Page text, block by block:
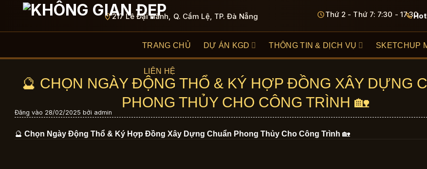
217 Lê Đại Hành, Q. Cẩm Lệ, TP. Đà Nẵng Thứ 2 - Thứ 7: 7:30 - 17:30
TRANG CHỦ DỰ ÁN KGD THÔNG TIN & DỊCH VỤ SKETCHUP
LIÊN HỆ
🔮 CHỌN NGÀY ĐỘNG THỔ & KÝ HỢP ĐỒNG XÂY DỰNG
PHONG THỦY CHO CÔNG TRÌNH 🏡
Đăng vào 28/02/2025 bởi admin
🔮 Chọn Ngày Động Thổ & Ký Hợp Đồng Xây Dựng Chuẩn Phong Thủy Cho Công Trình 🏡